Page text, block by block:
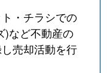
・チラシでの
)など不動産の
売却活動を行